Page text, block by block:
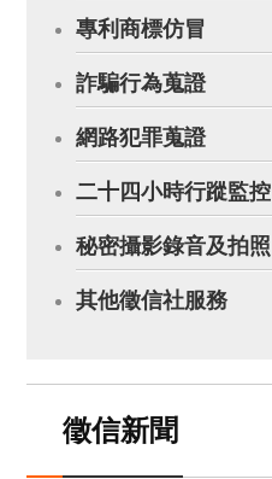
專利商標仿冒
詐騙行為蒐證
網路犯罪蒐證
二十四小時行蹤監控
秘密攝影錄音及拍照
其他徵信社服務
徵信新聞